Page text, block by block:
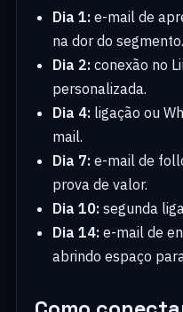
Dia 1: e-mail de
na dor do segmento.
Dia 2: conexão no
personalizada.
Dia 4: ligação ou
mail.
Dia 7: e-mail de
prova de valor.
Dia 10: segunda
Dia 14: e-mail de
abrindo espaço